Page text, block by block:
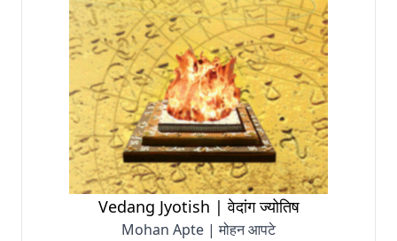
Vedang Jyotish | वेदांग ज्योतिष
Mohan Apte | मोहन आपटे